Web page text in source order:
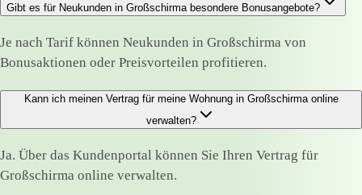
Gibt es für Neukunden in Großschirma besondere Bonusangebote?
Je nach Tarif können Neukunden in Großschirma von
Bonusaktionen oder Preisvorteilen profitieren.
Kann ich meinen Vertrag für meine Wohnung in Großschirma online
verwalten?
Ja. Über das Kundenportal können Sie Ihren Vertrag für
Großschirma online verwalten.